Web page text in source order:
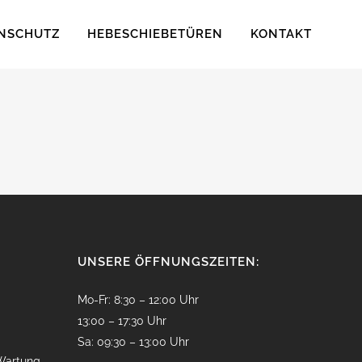
HEBESCHIEBETÜREN KONTAKT
UNSERE ÖFFNUNGSZEITEN:
Mo-Fr: 8:30 – 12:00 Uhr
13:00 – 17:30 Uhr
Sa: 09:30 – 13:00 Uhr